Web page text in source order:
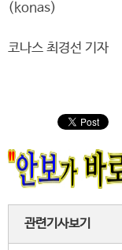
(konas)
코나스 최경선 기자
관련기사보기